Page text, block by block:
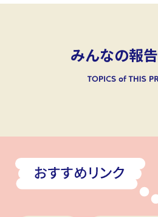
みんなの報